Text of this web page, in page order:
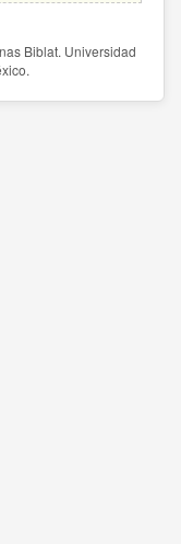
Biblat. Universidad